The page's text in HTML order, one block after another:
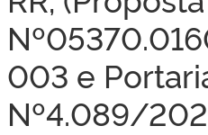
003 e
Nº4.089/